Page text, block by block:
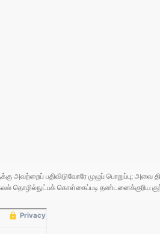
அவற்றைப் பதிவிடுவோரே முழுப் பொறுப்பு;
தொழில்நுட்பக் கொள்கைப்படி தண்டனைக்குரிய